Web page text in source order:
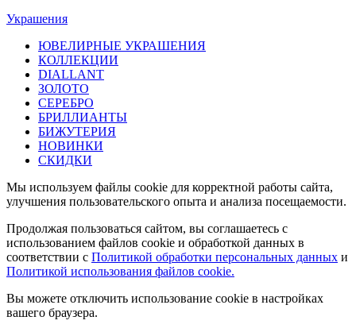
Украшения
ЮВЕЛИРНЫЕ УКРАШЕНИЯ
КОЛЛЕКЦИИ
DIALLANT
ЗОЛОТО
СЕРЕБРО
БРИЛЛИАНТЫ
БИЖУТЕРИЯ
НОВИНКИ
СКИДКИ
Мы используем файлы cookie для корректной работы сайта,
улучшения пользовательского опыта и анализа посещаемости.
Продолжая пользоваться сайтом, вы соглашаетесь с
использованием файлов cookie и обработкой данных в
соответствии с Политикой обработки персональных данных и
Политикой использования файлов cookie.
Вы можете отключить использование cookie в настройках
вашего браузера.